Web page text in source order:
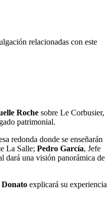
relacionadas con este
Roche sobre Le Corbusier,
patrimonial.
redonda donde se enseñarán
La Salle; Pedro García, Jefe
una visión panorámica de
explicará su experiencia